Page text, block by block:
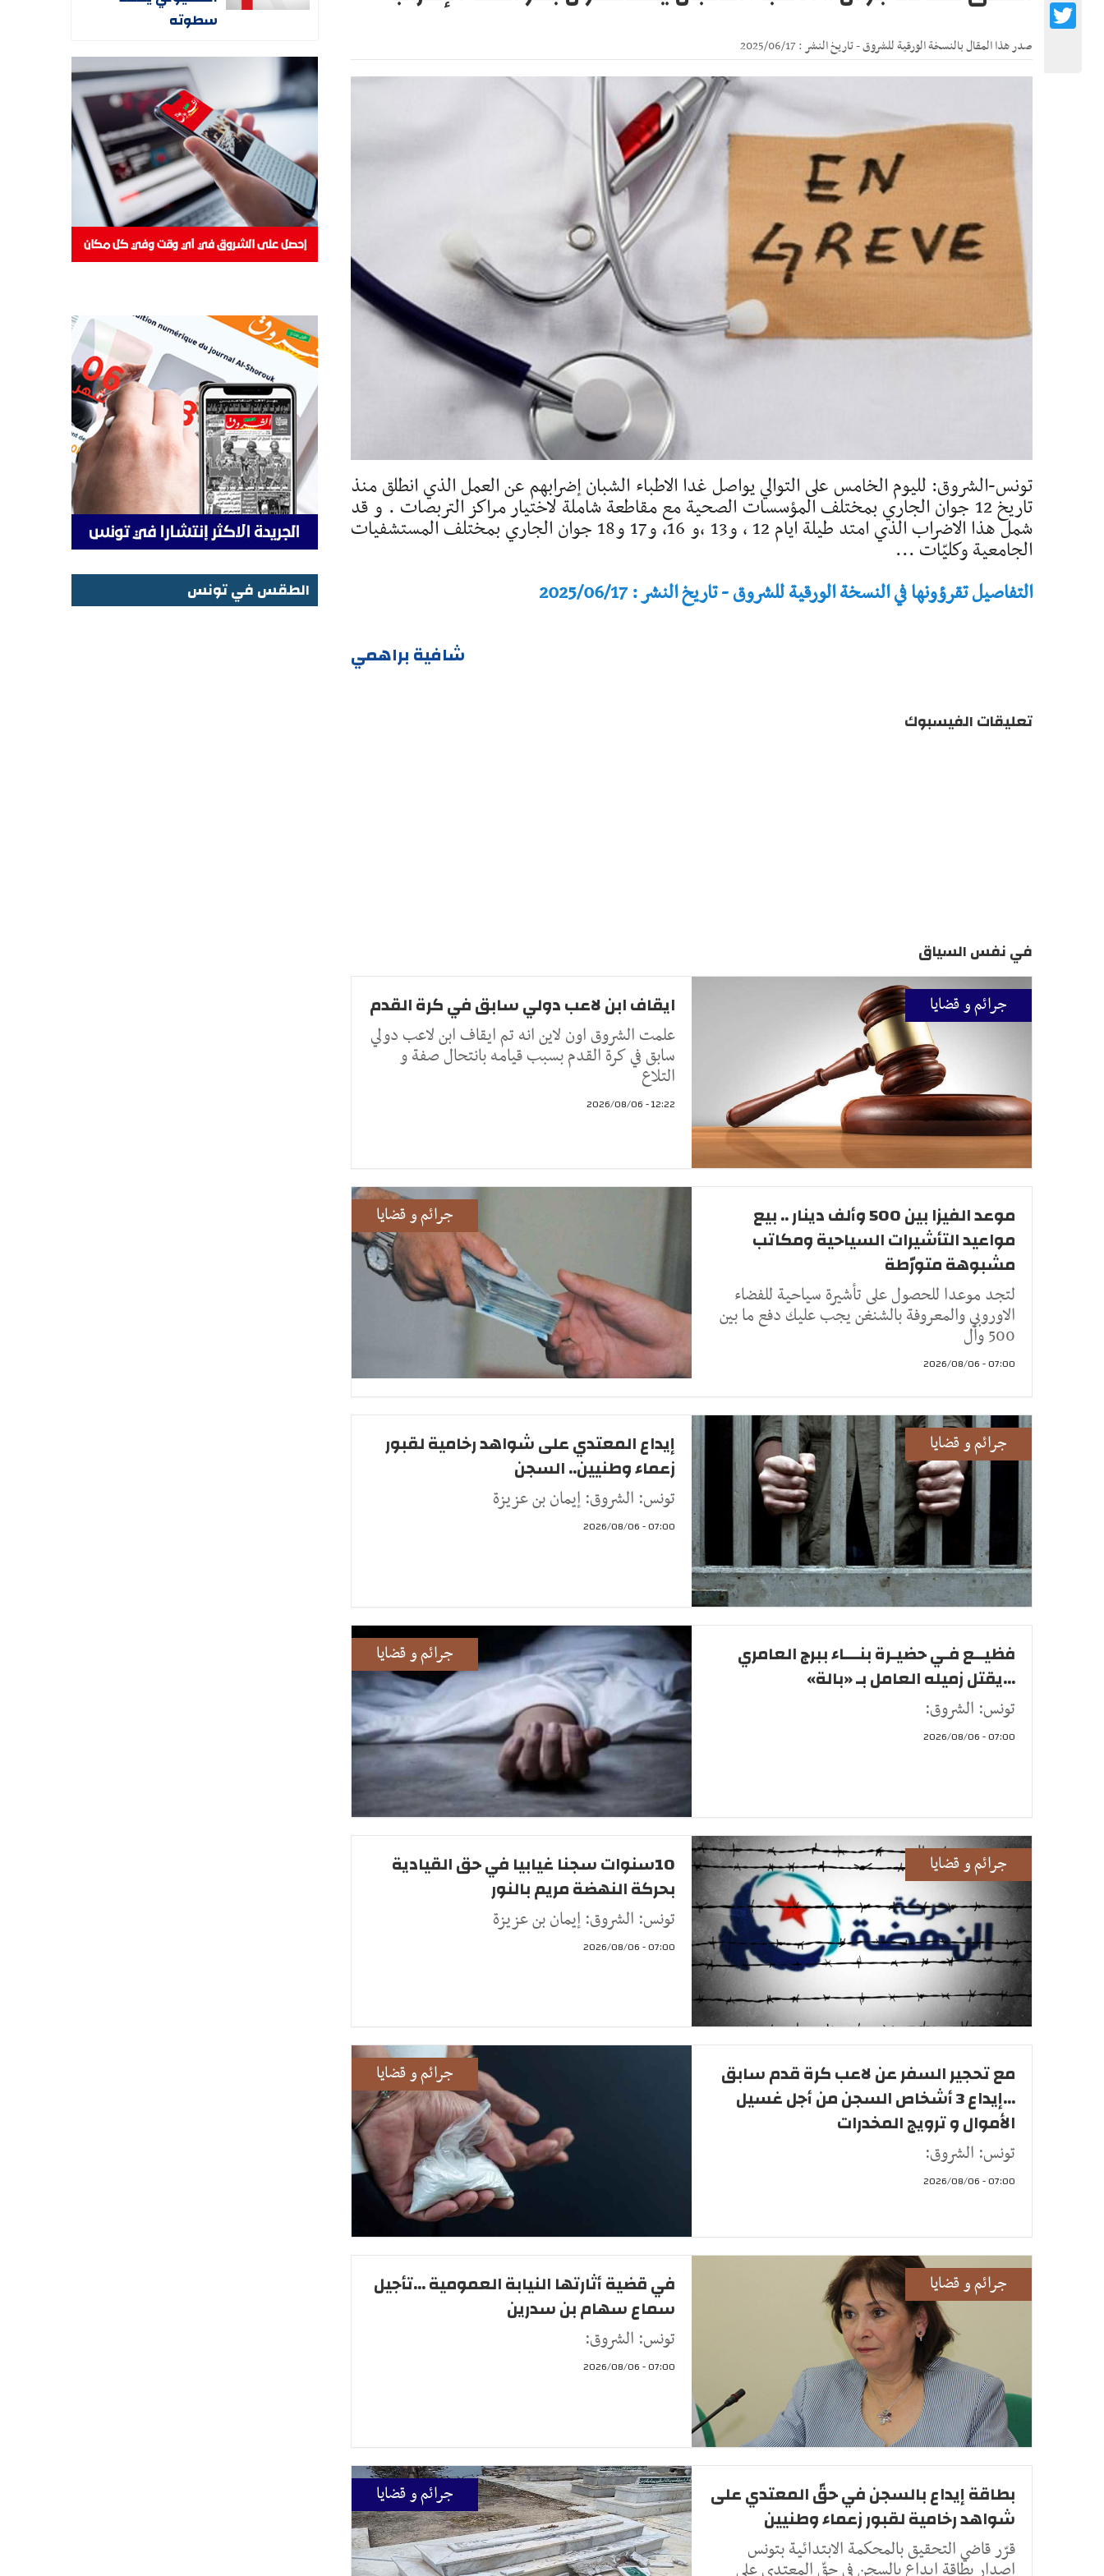
صدر هذا المقال بالنسخة الورقية للشروق - تاريخ النشر : 2025/06/17
تونس-الشروق: لليوم الخامس على التوالي يواصل غدا الاطباء الشبان إضرابهم عن العمل الذي انطلق منذ
تاريخ 12 جوان الجاري بمختلف المؤسسات الصحية مع مقاطعة شاملة لاختيار مراكز التربصات . و قد
شمل هذا الاضراب الذي امتد طيلة ايام 12 ، و13 ،و 16، و17 و18 جوان الجاري بمختلف المستشفيات
الجامعية وكليّات ...
التفاصيل تقرؤونها في النسخة الورقية للشروق - تاريخ النشر : 2025/06/17
شافية براهمي
Twitter
تعليقات الفيسبوك
في نفس السياق
جرائم و قضايا
ايقاف ابن لاعب دولي سابق في كرة القدم
علمت الشروق اون لاين انه تم ايقاف ابن لاعب دولي
سابق في كرة القدم بسبب قيامه بانتحال صفة و
التلاع
12:22 - 2026/08/06
جرائم و قضايا
موعد الفيزا بين 500 وألف دينار .. بيع
مواعيد التأشيرات السياحية ومكاتب
مشبوهة متورّطة
لتجد موعدا للحصول على تأشيرة سياحية للفضاء
الاوروبي والمعروفة بالشنغن يجب عليك دفع ما بين
500 وأل
07:00 - 2026/08/06
جرائم و قضايا
إيداع المعتدي على شواهد رخامية لقبور
زعماء وطنيين.. السجن
تونس: الشروق: إيمان بن عزيزة
07:00 - 2026/08/06
جرائم و قضايا
فظيــع فـي حضيـرة بنـــاء ببرج العامري
...يقتل زميله العامل بـ «بالة»
تونس: الشروق:
07:00 - 2026/08/06
جرائم و قضايا
10سنوات سجنا غيابيا في حق القيادية
بحركة النهضة مريم بالنور
تونس: الشروق: إيمان بن عزيزة
07:00 - 2026/08/06
جرائم و قضايا
مع تحجير السفر عن لاعب كرة قدم سابق
...إيداع 3 أشخاص السجن من أجل غسيل
الأموال و ترويج المخدرات
تونس: الشروق:
07:00 - 2026/08/06
جرائم و قضايا
في قضية أثارتها النيابة العمومية ...تأجيل
سماع سهام بن سدرين
تونس: الشروق:
07:00 - 2026/08/06
جرائم و قضايا
بطاقة إيداع بالسجن في حقّ المعتدي على
شواهد رخامية لقبور زعماء وطنيين
قرّر قاضي التحقيق بالمحكمة الابتدائية بتونس
إصدار بطاقة ايداع بالسجن في حقّ المعتدي على
سطوته
الطقس في تونس